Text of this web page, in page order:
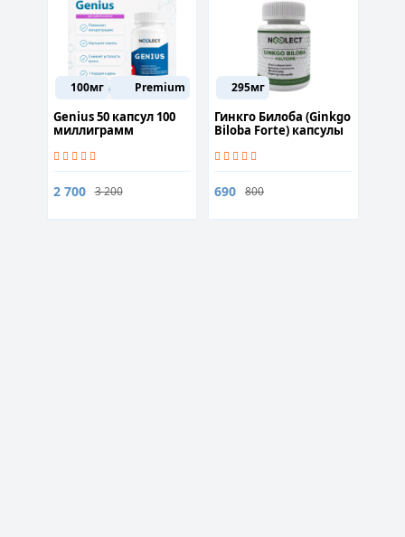
100мг Premium
Genius 50 капсул 100
миллиграмм
2 700 3 200
295мг
Гинкго Билоба (Ginkgo
Biloba Forte) капсулы
690 800